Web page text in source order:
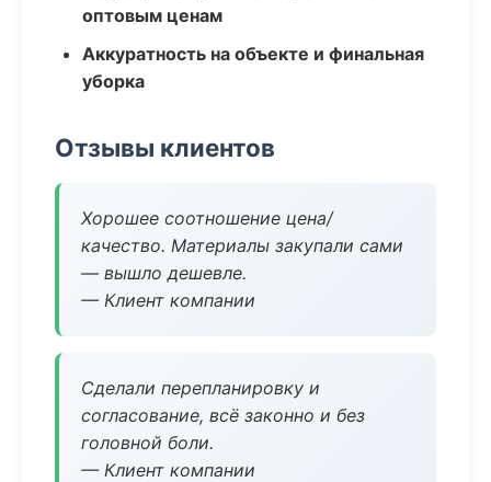
оптовым ценам
Аккуратность на объекте и финальная
уборка
Отзывы клиентов
Хорошее соотношение цена/
качество. Материалы закупали сами
— вышло дешевле.
— Клиент компании
Сделали перепланировку и
согласование, всё законно и без
головной боли.
— Клиент компании